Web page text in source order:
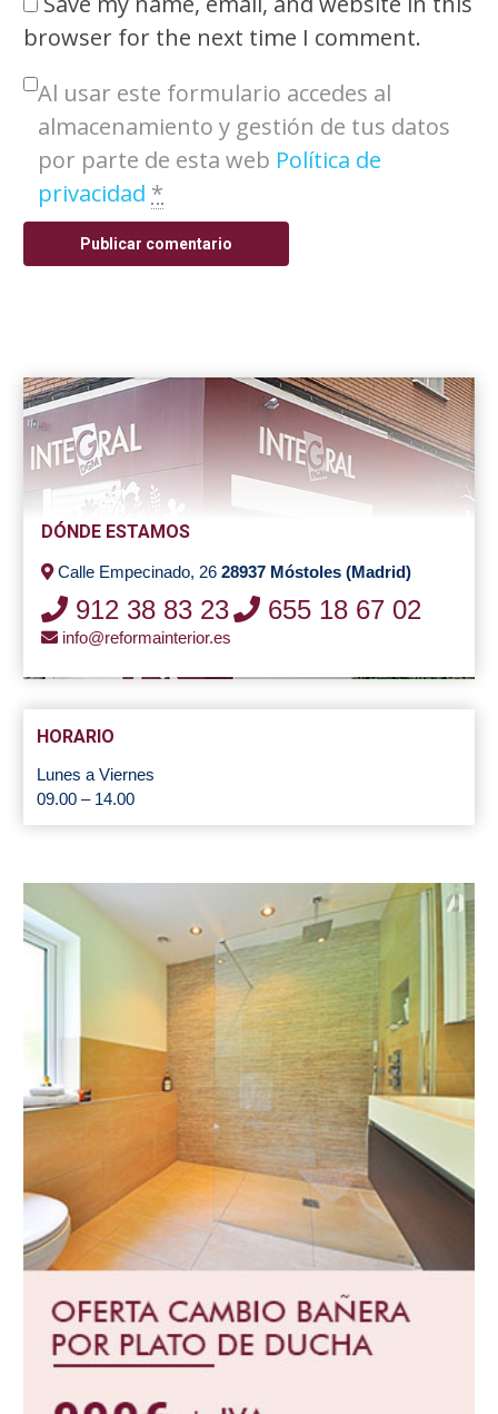
browser for the next time I comment.
Al usar este formulario accedes al
almacenamiento y gestión de tus datos
por parte de esta web Política de
privacidad *
Publicar comentario
DÓNDE ESTAMOS
Calle Empecinado, 26 28937 Móstoles (Madrid)
912 38 83 23 655 18 67 02
info@reformainterior.es
HORARIO
Lunes a Viernes
09.00 – 14.00